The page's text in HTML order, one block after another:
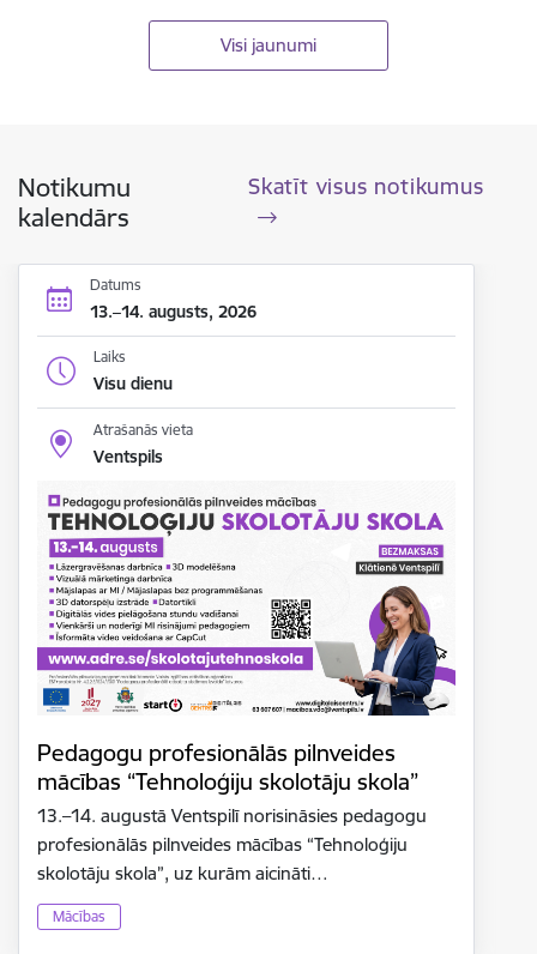
Visi jaunumi
Notikumu
kalendārs
Skatīt visus notikumus
Datums
13.–14. augusts, 2026
Laiks
Visu dienu
Atrašanās vieta
Ventspils
Pedagogu profesionālās pilnveides
mācības “Tehnoloģiju skolotāju skola”
13.–14. augustā Ventspilī norisināsies pedagogu
profesionālās pilnveides mācības “Tehnoloģiju
skolotāju skola”, uz kurām aicināti…
Mācības